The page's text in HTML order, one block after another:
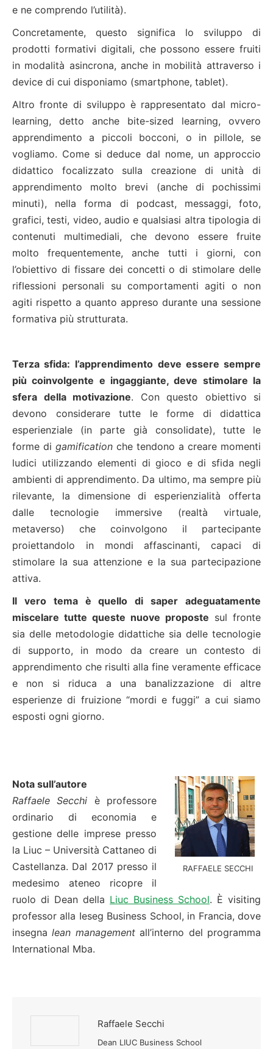
e ne comprendo l’utilità).
Concretamente, questo significa lo sviluppo di
prodotti formativi digitali, che possono essere fruiti
in modalità asincrona, anche in mobilità attraverso i
device di cui disponiamo (smartphone, tablet).
Altro fronte di sviluppo è rappresentato dal micro-
learning, detto anche bite-sized learning, ovvero
apprendimento a piccoli bocconi, o in pillole, se
vogliamo. Come si deduce dal nome, un approccio
didattico focalizzato sulla creazione di unità di
apprendimento molto brevi (anche di pochissimi
minuti), nella forma di podcast, messaggi, foto,
grafici, testi, video, audio e qualsiasi altra tipologia di
contenuti multimediali, che devono essere fruite
molto frequentemente, anche tutti i giorni, con
l’obiettivo di fissare dei concetti o di stimolare delle
riflessioni personali su comportamenti agiti o non
agiti rispetto a quanto appreso durante una sessione
formativa più strutturata.
Terza sfida: l’apprendimento deve essere sempre
più coinvolgente e ingaggiante, deve stimolare la
sfera della motivazione. Con questo obiettivo si
devono considerare tutte le forme di didattica
esperienziale (in parte già consolidate), tutte le
forme di gamification che tendono a creare momenti
ludici utilizzando elementi di gioco e di sfida negli
ambienti di apprendimento. Da ultimo, ma sempre più
rilevante, la dimensione di esperienzialità offerta
dalle tecnologie immersive (realtà virtuale,
metaverso) che coinvolgono il partecipante
proiettandolo in mondi affascinanti, capaci di
stimolare la sua attenzione e la sua partecipazione
attiva.
Il vero tema è quello di saper adeguatamente
miscelare tutte queste nuove proposte sul fronte
sia delle metodologie didattiche sia delle tecnologie
di supporto, in modo da creare un contesto di
apprendimento che risulti alla fine veramente efficace
e non si riduca a una banalizzazione di altre
esperienze di fruizione “mordi e fuggi” a cui siamo
esposti ogni giorno.
RAFFAELE SECCHI
Nota sull’autore
Raffaele Secchi è professore
ordinario di economia e
gestione delle imprese presso
la Liuc – Università Cattaneo di
Castellanza. Dal 2017 presso il
medesimo ateneo ricopre il
ruolo di Dean della Liuc Business School. È visiting
professor alla Ieseg Business School, in Francia, dove
insegnalean managementall’interno del programma
International Mba.
Raffaele Secchi
Dean LIUC Business School